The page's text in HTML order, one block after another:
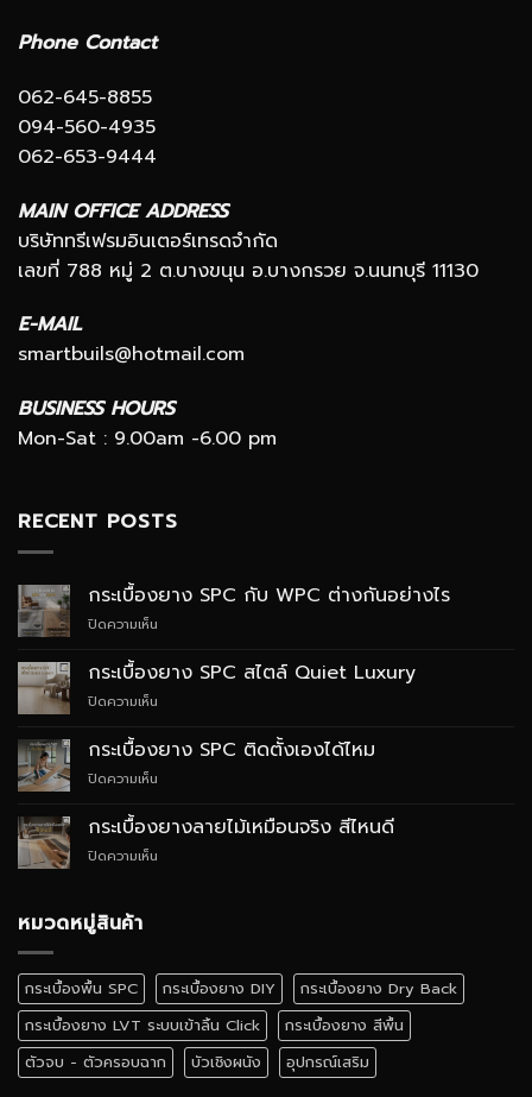
Phone Contact
062-645-8855
094-560-4935
062-653-9444
MAIN OFFICE ADDRESS
บริษัททรีเฟรมอินเตอร์เทรดจำกัด
เลขที่ 788 หมู่ 2 ต.บางขนุน อ.บางกรวย จ.นนทบุรี 11130
E-MAIL
smartbuils@hotmail.com
BUSINESS HOURS
Mon-Sat : 9.00am -6.00 pm
RECENT POSTS
กระเบื้องยาง SPC กับ WPC ต่างกันอย่างไร
ปิดความเห็น
ยาง
SPC
ต่าง
กระเบื้องยาง SPC สไตล์ Quiet Luxury
ปิดความเห็น
ยาง
SPC
Luxury
กระเบื้องยาง SPC ติดตั้งเองได้ไหม
ปิดความเห็น
ยาง
SPC
กระเบื้องยางลายไม้เหมือนจริง สีไหนดี
ปิดความเห็น
สี
ไหน
ดี
หมวดหมู่สินค้า
กระเบื้องพื้น SPC กระเบื้องยาง DIY
กระเบื้องยาง Dry Back
กระเบื้องยาง LVT ระบบเข้าลิ้น Click
กระเบื้องยาง สีพื้น
ตัวจบ - ตัวครอบฉาก
บัวเชิงผนัง อุปกรณ์เสริม